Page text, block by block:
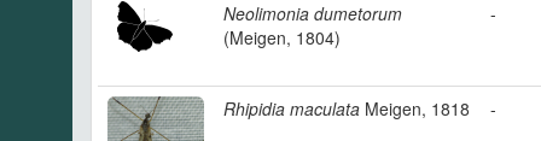
Neolimonia dumetorum
(Meigen, 1804)
-
Rhipidia maculata Meigen, 1818 -